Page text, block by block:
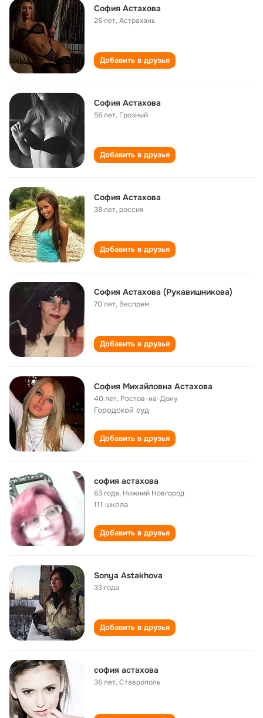
София Астахова
26 лет,Астрахань
Добавить в друзья
София Астахова
56 лет, Грозный
Добавить в друзья
София Астахова
38 лет,россия
Добавить в друзья
София Астахова (Рукавишникова)
70 лет, Веспрем
Добавить в друзья
София Михайловна Астахова
40 лет, Ростов-на-Дону
Городской суд
Добавить в друзья
софия астахова
63 года, Нижний Новгород
111 школа
Добавить в друзья
Sonya Astakhova
33 года
Добавить в друзья
софия астахова
36 лет,Ставрополь